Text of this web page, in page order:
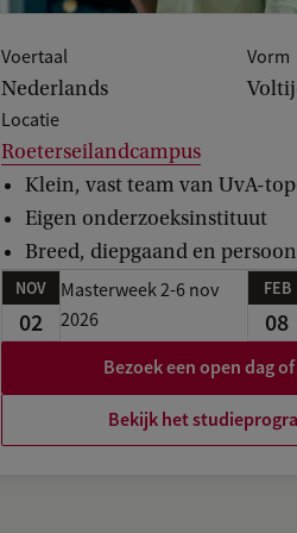
Voertaal
Nederlands
Vorm
Locatie
Roeterseilandcampus
‍Klein, vast team van UvA-
Eigen onderzoeksinstituut
Breed, diepgaand en
NOV
02
Masterweek 2-6 nov
2026
FEB
08
Bezoek een open dag
Bekijk het